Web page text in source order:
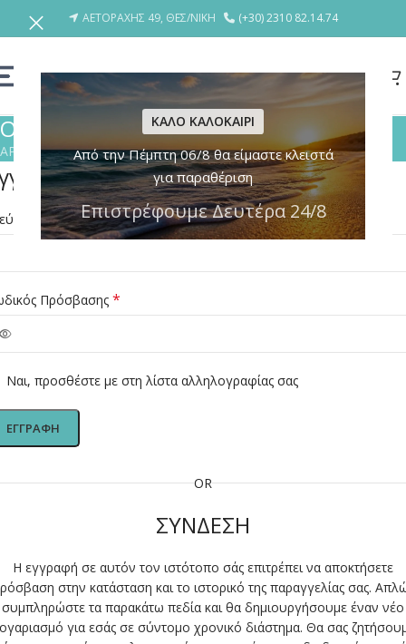
ΚΑΛΟ ΚΑΛΟΚΑΙΡΙ
Από την Πέμπτη 06/8 θα είμαστε κλειστά
για παραθέριση
Επιστρέφουμε Δευτέρα 24/8
ΑΕΤΟΡΑΧΗΣ 49, ΘΕΣ/ΝΙΚΗ (+30) 2310 82.14.74
Ο λογαριασμός μου
ΑΡΧΙΚΗ/Ο λογαριασμός μου
email*
Πρόσβασης *
Ναι, προσθέστε με στη λίστα αλληλογραφίας σας
ΕΓΓΡΑΦΉ
OR
ΣΥΝΔΕΣΗ
Η εγγραφή σε αυτόν τον ιστότοπο σάς επιτρέπει να αποκτήσετε
στην κατάσταση και το ιστορικό της παραγγελίας σας.
συμπληρώστε τα παρακάτω πεδία και θα δημιουργήσουμε έναν νέο
για εσάς σε σύντομο χρονικό διάστημα. Θα σας